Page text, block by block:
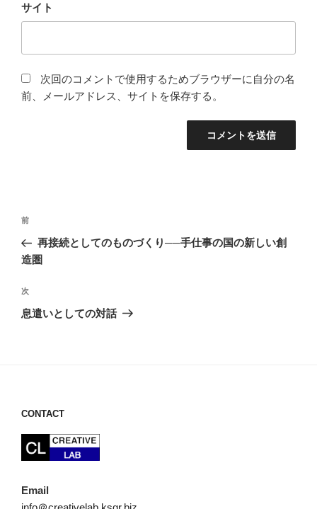
サイト
次回のコメントで使用するためブラウザーに自分の名
前、メールアドレス、サイトを保存する。
投
ナ
ゲ
ー
前
の
投
前
再接続としてのものづくり──手仕事の国の新しい創
造圏
次
の
次
息遣いとしての対話
CONTACT
Email